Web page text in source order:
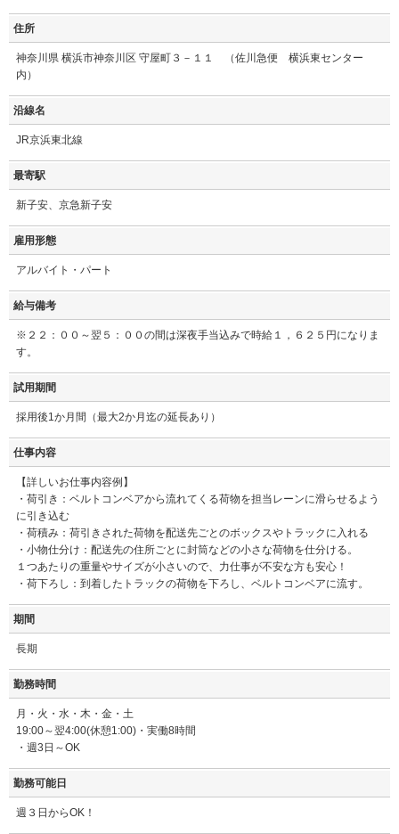
住所
神奈川県 横浜市神奈川区 守屋町３－１１ （佐川急便 横浜東センター
内）
沿線名
JR京浜東北線
最寄駅
新子安、京急新子安
雇用形態
アルバイト・パート
給与備考
※２２：００～翌５：００の間は深夜手当込みで時給１，６２５円になりま
す。
試用期間
採用後1か月間（最大2か月迄の延長あり）
仕事内容
【詳しいお仕事内容例】
・荷引き：ベルトコンベアから流れてくる荷物を担当レーンに滑らせるよう
に引き込む
・荷積み：荷引きされた荷物を配送先ごとのボックスやトラックに入れる
・小物仕分け：配送先の住所ごとに封筒などの小さな荷物を仕分ける。
１つあたりの重量やサイズが小さいので、力仕事が不安な方も安心！
・荷下ろし：到着したトラックの荷物を下ろし、ベルトコンベアに流す。
期間
長期
勤務時間
月・火・水・木・金・土
19:00～翌4:00(休憩1:00)・実働8時間
・週3日～OK
勤務可能日
週３日からOK！